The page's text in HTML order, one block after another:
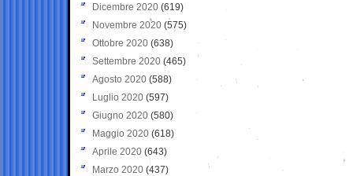
Dicembre 2020 (619)
Novembre 2020 (575)
Ottobre 2020 (638)
Settembre 2020(465)
Agosto 2020 (588)
Luglio 2020 (597)
Giugno 2020 (580)
Maggio 2020 (618)
Aprile 2020 (643)
Marzo 2020 (437)